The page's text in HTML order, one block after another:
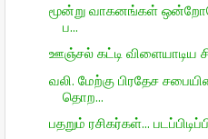
மூன்று வாகனங்கள்
ப...
ஊஞ்சல் கட்டி விளையாடிய
வலி. மேற்கு பிரதேச
தொற...
பதறும் ரசிகர்கள்...